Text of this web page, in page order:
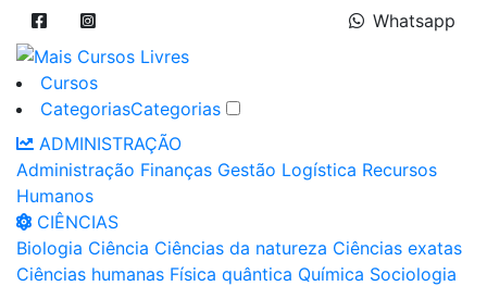
Whatsapp
Cursos
CategoriasCategorias
ADMINISTRAÇÃO
Administração Finanças Gestão Logística Recursos
Humanos
CIÊNCIAS
Biologia Ciência Ciências da natureza Ciências exatas
Ciências humanas Física quântica Química Sociologia